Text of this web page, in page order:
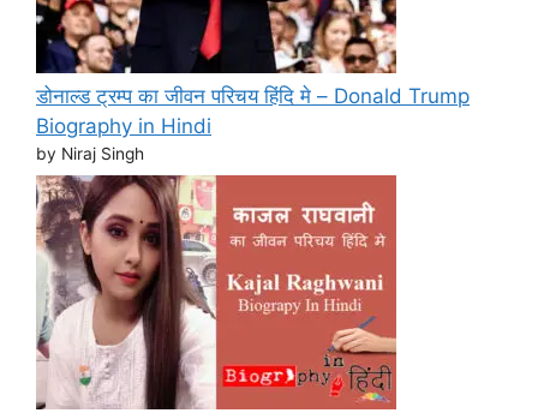
डोनाल्ड ट्रम्प का जीवन परिचय हिंदि मे – Donald Trump
Biography in Hindi
by Niraj Singh